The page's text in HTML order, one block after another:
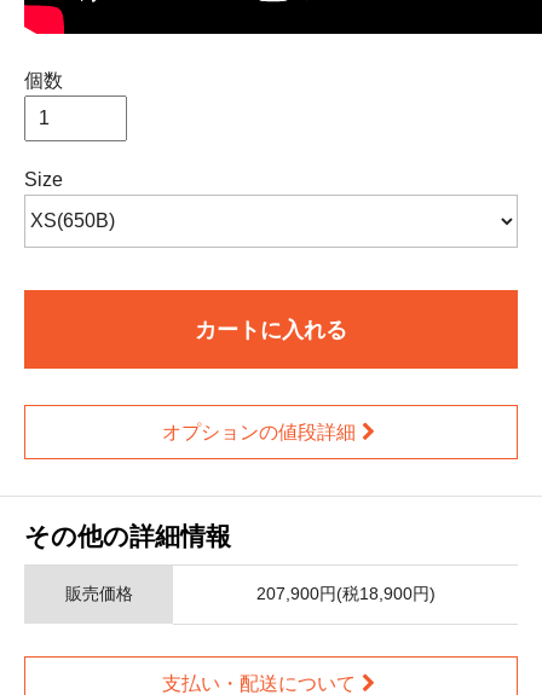
個数
Size
カートに入れる
オプションの値段詳細
その他の詳細情報
販売価格 207,900円(税18,900円)
支払い・配送について